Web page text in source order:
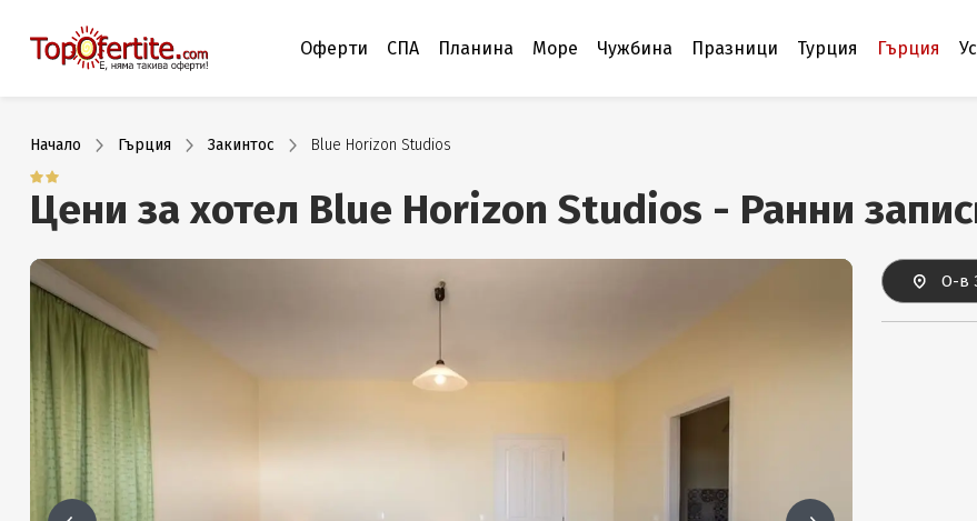
Оферти СПА Планина Море Чужбина Празници Турция Гърция
Начало Гърция Закинтос Blue Horizon Studios
Цени за хотел Blue Horizon Studios - Ранни
О-в